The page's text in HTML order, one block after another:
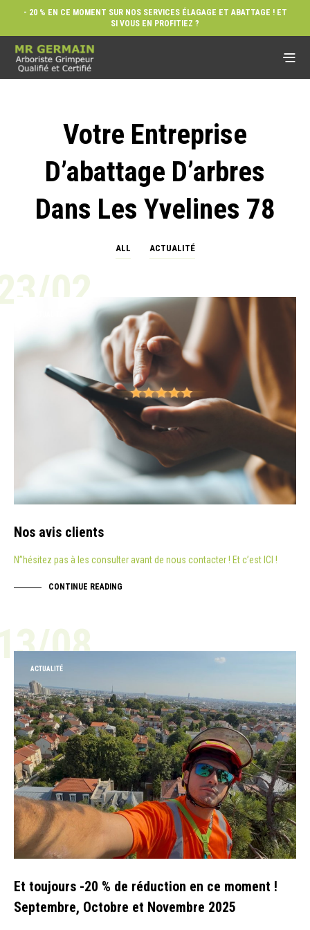
- 20 % EN CE MOMENT SUR NOS SERVICES ÉLAGAGE ET ABATTAGE ! ET
SI VOUS EN PROFITIEZ ?
Votre Entreprise
D’abattage D’arbres
Dans Les Yvelines 78
ALL ACTUALITÉ
02
Nos avis clients
N”hésitez pas à les consulter avant de nous contacter ! Et c’est ICI !
CONTINUE READING
08
ACTUALITÉ
Et toujours -20 % de réduction en ce moment !
Septembre, Octobre et Novembre 2025